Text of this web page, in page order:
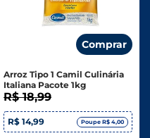
Comprar
Arroz Tipo 1 Camil Culinária
Italiana Pacote 1kg
R$ 18,99
R$ 14,99 Poupe R$ 4,00